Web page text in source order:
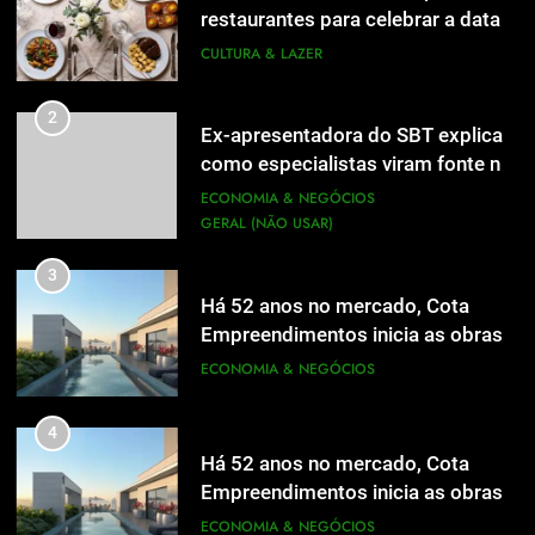
restaurantes para celebrar a data
em família
CULTURA & LAZER
2
Ex-apresentadora do SBT explica
como especialistas viram fonte na
mídia
ECONOMIA & NEGÓCIOS
GERAL (NÃO USAR)
3
Há 52 anos no mercado, Cota
Empreendimentos inicia as obras
do Cota 365 e apresenta uma nova
ECONOMIA & NEGÓCIOS
4
Há 52 anos no mercado, Cota
Empreendimentos inicia as obras
do Cota 365 e apresenta uma nova
ECONOMIA & NEGÓCIOS